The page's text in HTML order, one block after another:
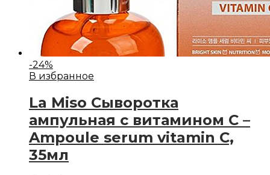
-24%
В избранное
La Miso Сыворотка
ампульная с витамином С –
Ampoule serum vitamin C,
35мл